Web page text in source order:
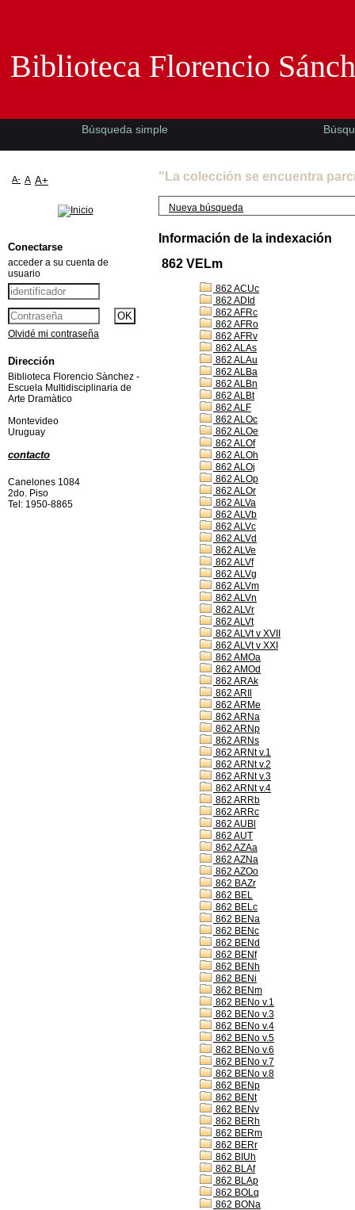
"La colección se encuentra
Nueva búsqueda
Información de la indexación
862 VELm
862 ACUc
862 ADId
862 AFRc
862 AFRo
862 AFRv
862 ALAs
862 ALAu
862 ALBa
862 ALBn
862 ALBt
862 ALF
862 ALOc
862 ALOe
862 ALOf
862 ALOh
862 ALOj
862 ALOp
862 ALOr
862 ALVa
862 ALVb
862 ALVc
862 ALVd
862 ALVe
862 ALVf
862 ALVg
862 ALVm
862 ALVn
862 ALVr
862 ALVt
862 ALVt v XVII
862 ALVt v XXI
862 AMOa
862 AMOd
862 ARAk
862 ARIl
862 ARMe
862 ARNa
862 ARNp
862 ARNs
862 ARNt v.1
862 ARNt v.2
862 ARNt v.3
862 ARNt v.4
862 ARRb
862 ARRc
862 AUBl
862 AUT
862 AZAa
862 AZNa
862 AZOo
862 BAZr
862 BEL
862 BELc
862 BENa
862 BENc
862 BENd
862 BENf
862 BENh
862 BENi
862 BENm
862 BENo v.1
862 BENo v.3
862 BENo v.4
862 BENo v.5
862 BENo v.6
862 BENo v.7
862 BENo v.8
862 BENp
862 BENt
862 BENv
862 BERh
862 BERm
862 BERr
862 BIUh
862 BLAf
862 BLAp
862 BOLq
862 BONa
Biblioteca Florencio
Búsqueda simple
A- A A+
Conectarse
acceder a su cuenta de
usuario
Olvidé mi contraseña
Dirección
Biblioteca Florencio Sànchez -
Escuela Multidisciplinaria de
Arte Dramàtico
Montevideo
Uruguay
contacto
Canelones 1084
2do. Piso
Tel: 1950-8865